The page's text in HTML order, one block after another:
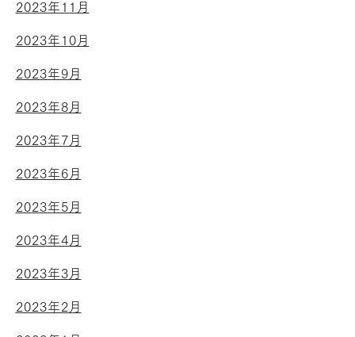
2023年11月
2023年10月
2023年9月
2023年8月
2023年7月
2023年6月
2023年5月
2023年4月
2023年3月
2023年2月